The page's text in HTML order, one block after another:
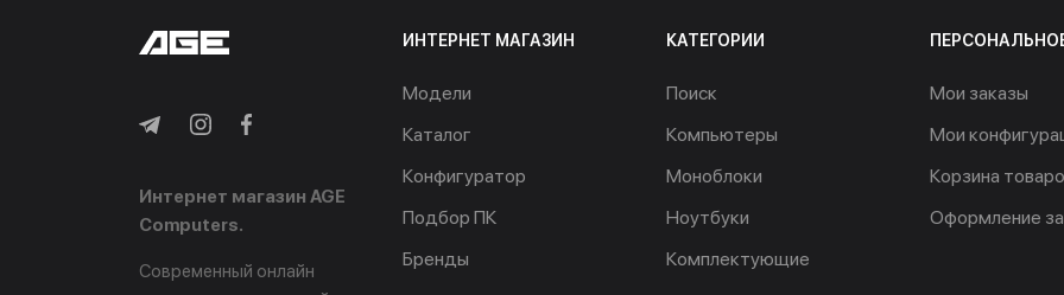
Интернет магазин AGE
Computers.
Современный онлайн
ИНТЕРНЕТ МАГАЗИН
Модели
Каталог
Конфигуратор
Подбор ПК
Бренды
КАТЕГОРИИ
Поиск
Компьютеры
Моноблоки
Ноутбуки
Комплектующие
Мои заказы
Мои
Корзина
Оформление